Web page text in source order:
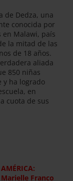
de Dedza, una
conocida por
en Malawi, país
la mitad de las
de 18 años.
aliada
850 niñas
y ha logrado
en
cuota de sus
AMÉRICA:
Marielle Franco